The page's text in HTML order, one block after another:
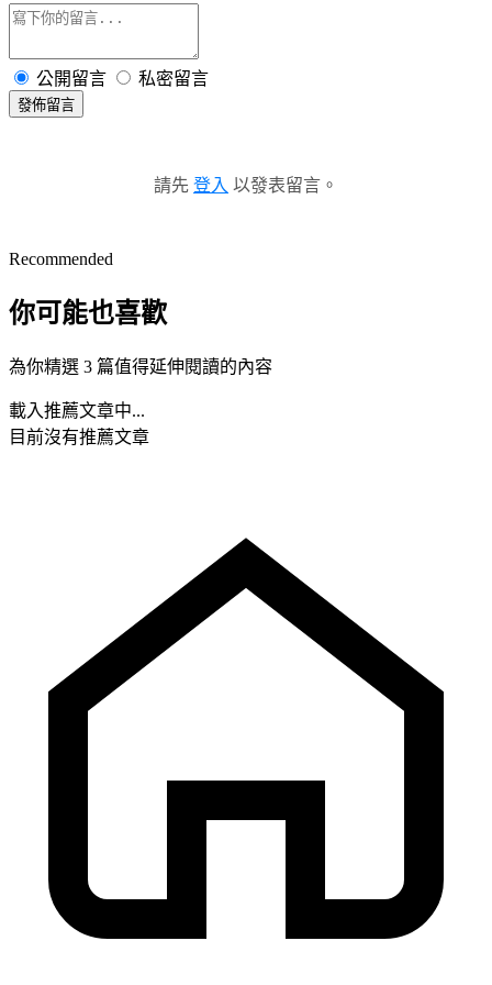
公開留言 私密留言
發佈留言
請先 登入 以發表留言。
Recommended
你可能也喜歡
為你精選 3 篇值得延伸閱讀的內容
載入推薦文章中...
目前沒有推薦文章